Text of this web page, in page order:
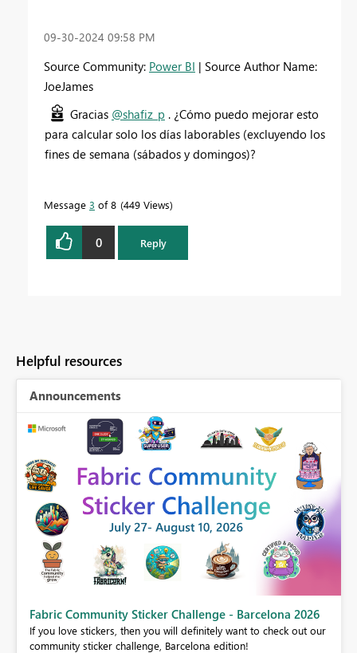
‎09-30-2024 09:58 PM
Source Community: Power BI | Source Author Name:
JoeJames
Gracias @shafiz_p . ¿Cómo puedo mejorar esto
para calcular solo los días laborables (excluyendo los
fines de semana (sábados y domingos)?
Message 3 of 8 449 Views
0 Reply
Helpful resources
Announcements
Fabric Community Sticker Challenge - Barcelona 2026
If you love stickers, then you will definitely want to check out our
community sticker challenge, Barcelona edition!